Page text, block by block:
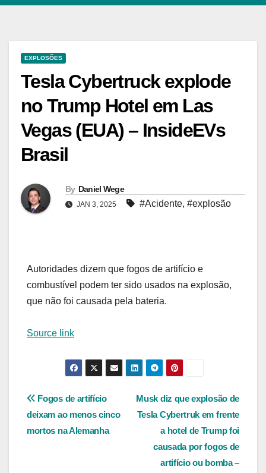
EXPLOSÕES
Tesla Cybertruck explode
no Trump Hotel em Las
Vegas (EUA) – InsideEVs
Brasil
By Daniel Wege
JAN 3, 2025 #Acidente, #explosão
Autoridades dizem que fogos de artifício e
combustível podem ter sido usados na explosão,
que não foi causada pela bateria.
Source link
Navegação
de
Musk diz que explosão de
Tesla Cybertruk em frente
a hotel de Trump foi
causada por fogos de
artifício ou bomba –
Fogos de artifício
deixam ao menos cinco
mortos na Alemanha